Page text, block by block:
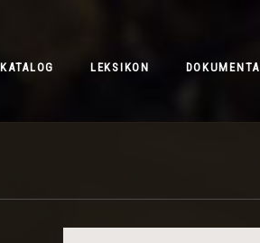
KATALOG LEKSIKON DOKUMENTA